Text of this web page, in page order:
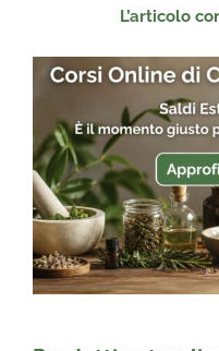
L’articolo